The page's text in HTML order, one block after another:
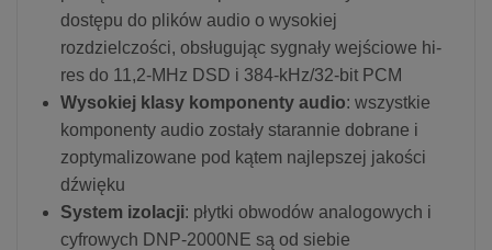
dostępu do plików audio o wysokiej
rozdzielczości, obsługując sygnały wejściowe hi-
res do 11,2-MHz DSD i 384-kHz/32-bit PCM
Wysokiej klasy komponenty audio: wszystkie
komponenty audio zostały starannie dobrane i
zoptymalizowane pod kątem najlepszej jakości
dźwięku
System izolacji: płytki obwodów analogowych i
cyfrowych DNP-2000NE są od siebie